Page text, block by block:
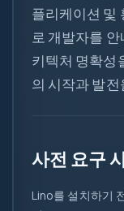
플리케이션 및
로 개발자를
키텍처 명확성
의 시작과 발
사전 요구
Lino를 설치하기